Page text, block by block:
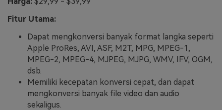
Fitur Utama:
Dapat mengkonversi banyak format langka seperti
Apple ProRes, AVI, ASF, M2T, MPG, MPEG-1,
MPEG-2, MPEG-4, MJPEG, MJPG, WMV, IFV, OGM,
dsb.
Memiliki kecepatan konversi cepat, dan dapat
mengkonversi banyak file video dan audio
sekaligus.